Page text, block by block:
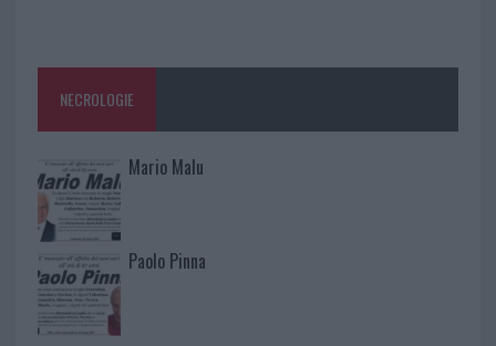
NECROLOGIE
Mario Malu
Paolo Pinna